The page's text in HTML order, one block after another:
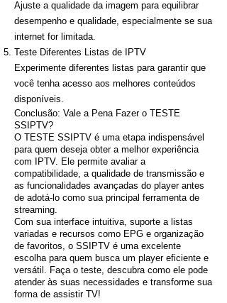
Ajuste a qualidade da imagem para equilibrar
desempenho e qualidade, especialmente se sua
internet for limitada.
Teste Diferentes Listas de IPTV
Experimente diferentes listas para garantir que
você tenha acesso aos melhores conteúdos
disponíveis.
Conclusão: Vale a Pena Fazer o TESTE
SSIPTV?
O TESTE SSIPTV é uma etapa indispensável
para quem deseja obter a melhor experiência
com IPTV. Ele permite avaliar a
compatibilidade, a qualidade de transmissão e
as funcionalidades avançadas do player antes
de adotá-lo como sua principal ferramenta de
streaming.
Com sua interface intuitiva, suporte a listas
variadas e recursos como EPG e organização
de favoritos, o SSIPTV é uma excelente
escolha para quem busca um player eficiente e
versátil. Faça o teste, descubra como ele pode
atender às suas necessidades e transforme sua
forma de assistir TV!